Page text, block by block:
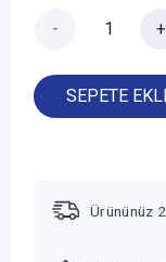
- +
SEPETE
Ürününüz